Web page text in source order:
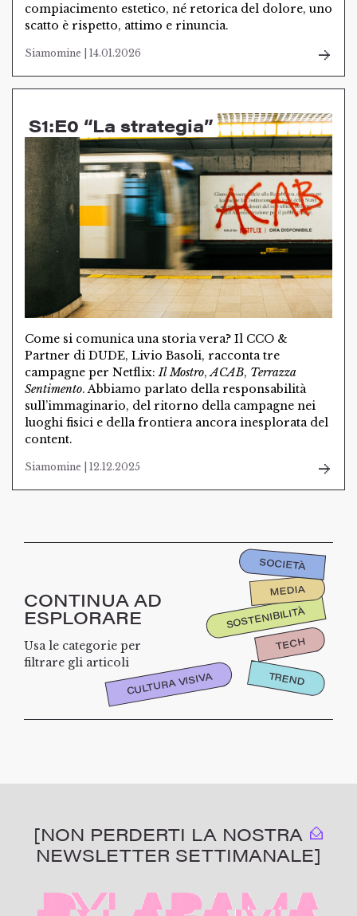
compiacimento estetico, né retorica del dolore, uno
scatto è rispetto, attimo e rinuncia.
Siamomine | 14.01.2026
S1:E0 “La strategia”
Come si comunica una storia vera? Il CCO &
Partner di DUDE, Livio Basoli, racconta tre
campagne per Netflix:Il Mostro,ACAB, Terrazza
Sentimento. Abbiamo parlato della responsabilità
sull’immaginario, del ritorno della campagne nei
luoghi fisici e della frontiera ancora inesplorata del
content.
Siamomine | 12.12.2025
CONTINUA AD
ESPLORARE
Usa le categorie per
filtrare gli articoli
SOSTENIBILITÀ
TECH
MEDIA
CULTURA VISIVA
SOCIETÀ
TREND
[NON PERDERTI LA NOSTRA
NEWSLETTER SETTIMANALE]